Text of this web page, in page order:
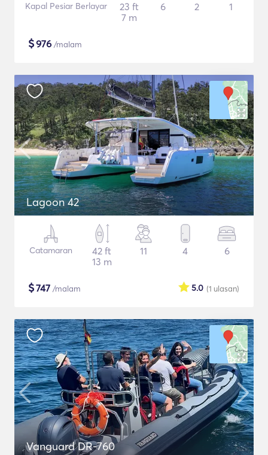
Kapal Pesiar Berlayar
23 ft
7 m
6 2 1
$976 /malam
Lagoon 42
Catamaran
42 ft
13 m
11 4 6
$747 /malam (1 ulasan)
5.0
Vanguard DR-760